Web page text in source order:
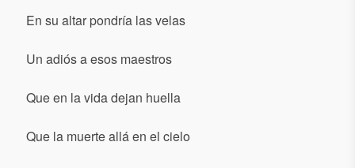
En su altar pondría las velas
Un adiós a esos maestros
Que en la vida dejan huella
Que la muerte allá en el cielo